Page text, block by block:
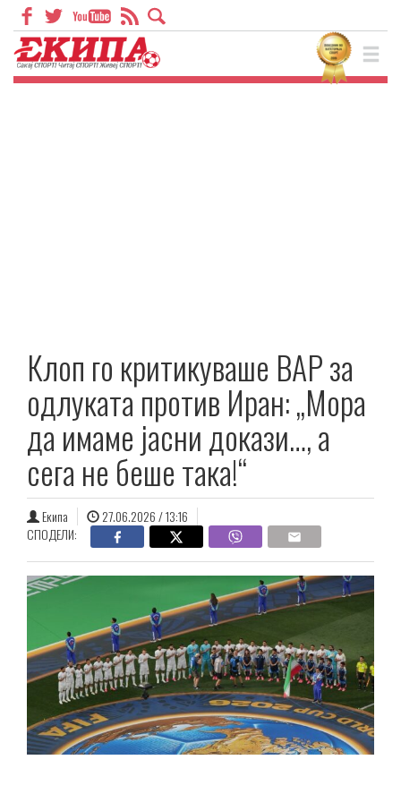
Клоп го критикуваше ВАР за
одлуката против Иран: „Мора
да имаме јасни докази…, а
сега не беше така!“
Екипа
27.06.2026 / 13:16
СПОДЕЛИ: